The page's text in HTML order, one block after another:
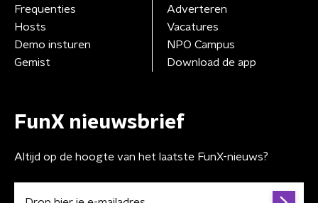
Frequenties
Hosts
Demo insturen
Gemist
Adverteren
Vacatures
NPO Campus
Download de app
FunX nieuwsbrief
Altijd op de hoogte van het laatste FunX-nieuws?